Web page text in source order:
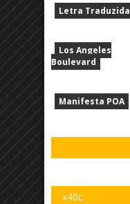
Letra Traduzida
Los Angeles
Boulevard
Manifesta POA
x40c